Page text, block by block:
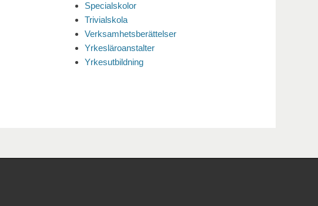
Specialskolor
Trivialskola
Verksamhetsberättelser
Yrkesläroanstalter
Yrkesutbildning